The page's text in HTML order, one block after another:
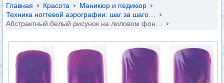
Главная Красота
Маникюр и педикюр
Техника ногтевой аэрографии: шаг за шаго…
Абстрактный белый рисунок на лиловом фон…